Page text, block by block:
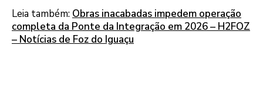
Leia também: Obras inacabadas impedem operação
completa da Ponte da Integração em 2026 – H2FOZ
– Notícias de Foz do Iguaçu